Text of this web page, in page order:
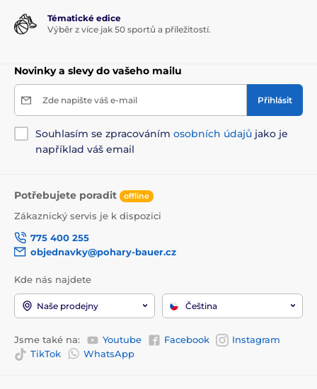
Tématické edice
Výběr z více jak 50 sportů a příležitostí.
Novinky a slevy do vašeho mailu
Zde napište váš e-mail Přihlásit
Souhlasím se zpracováním osobních údajů jako je
například váš email
Potřebujete poradit offline
Zákaznický servis je k dispozici
775 400 255
objednavky@pohary-bauer.cz
Kde nás najdete
Naše prodejny Čeština
Jsme také na: Youtube Facebook
Instagram
TikTok
WhatsApp